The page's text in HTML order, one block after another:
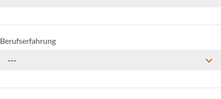
Berufserfahrung
---